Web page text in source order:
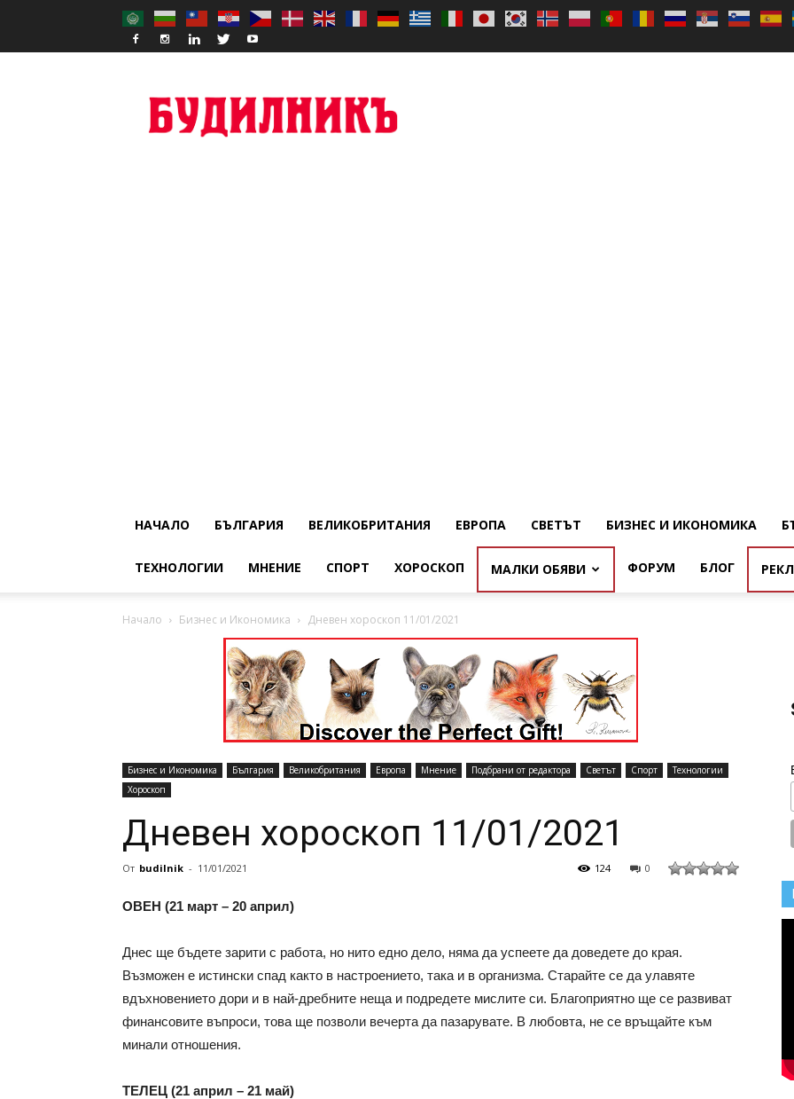
НАЧАЛО БЪЛГАРИЯ ВЕЛИКОБРИТАНИЯ ЕВРОПА СВЕТЪТ БИЗНЕС И ИКОНОМИКА
ТЕХНОЛОГИИ МНЕНИЕ СПОРТ ХОРОСКОП МАЛКИ ОБЯВИ ФОРУМ БЛОГ
Начало Бизнес и Икономика Дневен хороскоп 11/01/2021
Бизнес и Икономика България Великобритания Европа Мнение Подбрани от редактора Светът Спорт
Технологии
Хороскоп
Дневен хороскоп 11/01/2021
От budilnik - 11/01/2021 0
124
ОВЕН (21 март – 20 април)
Днес ще бъдете зарити с работа, но нито едно дело, няма да успеете да доведете до края.
Възможен е истински спад както в настроението, така и в организма. Старайте се да улавяте
вдъхновението дори и в най-дребните неща и подредете мислите си. Благоприятно ще се развиват
финансовите въпроси, това ще позволи вечерта да пазарувате. В любовта, не се връщайте към
минали отношения.
ТЕЛЕЦ (21 април – 21 май)